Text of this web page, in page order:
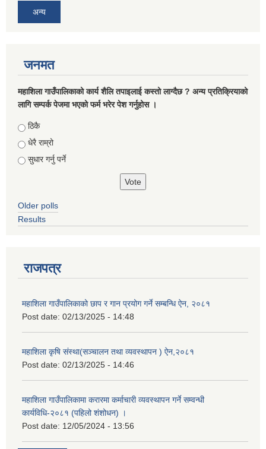
अन्य
जनमत
महाशिला गाउँपालिकाको कार्य शैलि तपाइलाई कस्तो लाग्दैछ ? अन्य प्रतिक्रियाको
लागि सम्पर्क पेजमा भएको फर्म भरेर पेश गर्नुहोस ।
Choices
ठिकै
धेरै राम्रो
सुधार गर्नु पर्ने
Older polls
Results
राजपत्र
महाशिला गाउँपालिकाको छाप र गान प्रयोग गर्ने सम्बन्धि ऐन, २०८१
Post date: 02/13/2025 - 14:48
महाशिला कृषि संस्था(सञ्चालन तथा व्यवस्थापन ) ऐन,२०८१
Post date: 02/13/2025 - 14:46
महाशिला गाउँपालिकामा करारमा कर्माचारी व्यवस्थापन गर्ने सम्वन्धी
कार्यविधि-२०८१ (पहिलो शंशोधन) ।
Post date: 12/05/2024 - 13:56